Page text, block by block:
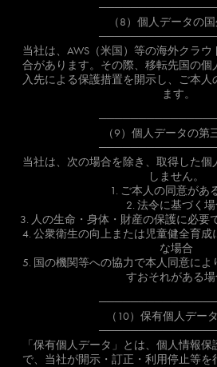
（8）個人データの
当社は、AWS（米国）等の海外クラ
合があります。その際、移転先国の個
入先による保護措置を開示し、ご本人
ます。
（9）個人データの第
当社は、次の場合を除き、取得した
しません。
1. ご本人の同意があ
2. 法令に基づく
3. 人の生命・身体・財産の保護に必要
4. 公衆衛生の向上または児童健全育
な場合
5. 国の機関等への協力で本人同意に
すおそれがある場
（10）保有個人デー
「保有個人データ」とは、個人情報
で、当社が開示・訂正・利用停止等